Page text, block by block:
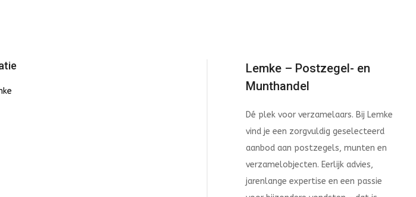
Lemke – Postzegel- en
Munthandel
Dé plek voor verzamelaars. Bij Lemke
vind je een zorgvuldig geselecteerd
aanbod aan postzegels, munten en
verzamelobjecten. Eerlijk advies,
jarenlange expertise en een passie